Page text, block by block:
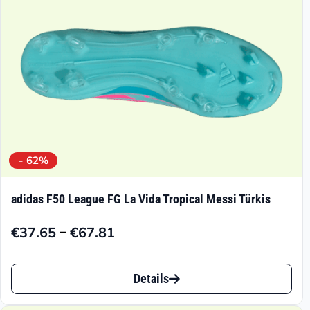
Produktseite
gewählt
werden
- 62%
adidas F50 League FG La Vida Tropical Messi Türkis
€37.65–€67.81
Preisspanne:
€67.81
Dieses
Produkt
Details